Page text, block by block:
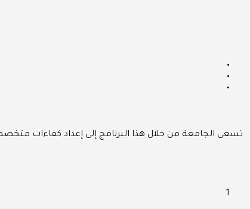
تسعى الجامعة من خلال هذا البرنامج إلى إعداد كفاءات